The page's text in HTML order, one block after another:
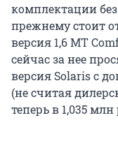
комплектации
прежнему стоит
версия 1,6 MT
сейчас за нее
версия Solaris с
(не считая
теперь в 1,035 млн